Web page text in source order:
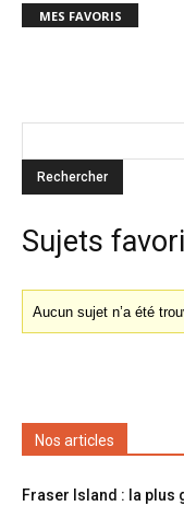
MES FAVORIS
Sujets
Aucun sujet n’a été
Nos articles
Fraser Island : la plus